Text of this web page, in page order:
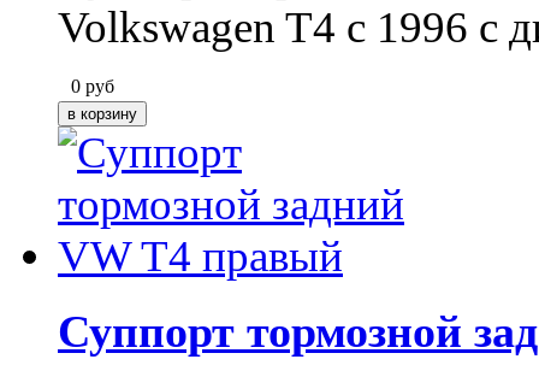
Volkswagen T4 c 1996 с
0 руб
Суппорт тормозной